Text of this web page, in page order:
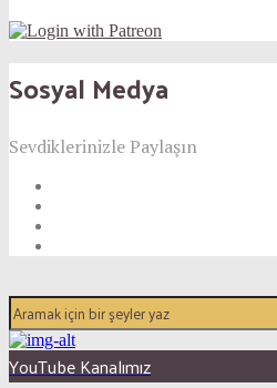
Sosyal Medya
Sevdiklerinizle Paylaşın
YouTube Kanalımız